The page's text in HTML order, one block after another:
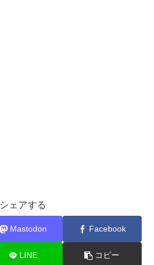
シェアする
Mastodon Facebook
LINE コピー